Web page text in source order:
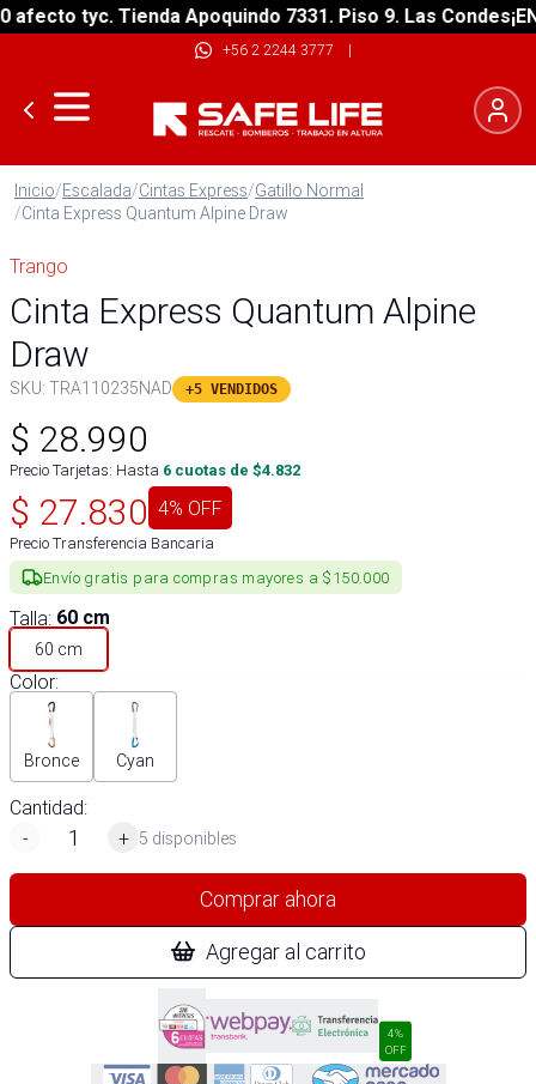
tyc. Tienda Apoquindo 7331. Piso 9. Las Condes
+56 2 2244 3777 |
Inicio/Escalada/Cintas Express/Gatillo Normal
/Cinta Express Quantum Alpine Draw
Trango
Cinta Express Quantum Alpine
Draw
SKU: TRA110235NAD +5 VENDIDOS
$ 28.990
Precio Tarjetas: Hasta 6 cuotas de $4.832
$ 27.830 4% OFF
Precio Transferencia Bancaria
Envío gratis para compras mayores a $150.000
Talla: 60 cm
60 cm
Color:
Bronce Cyan
Cantidad:
-
+ 5 disponibles
Comprar ahora
Agregar al carrito
4%
OFF